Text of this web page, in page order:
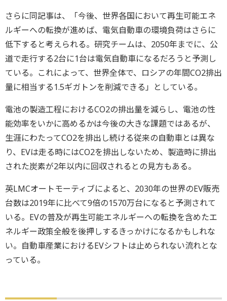
さらに同記事は、「今後、世界各国において再生可能エネ
ルギーへの転換が進めば、電気自動車の環境負荷はさらに
低下すると考えられる。研究チームは、2050年までに、公
道で走行する2台に1台は電気自動車になるだろうと予測し
ている。これによって、世界全体で、ロシアの年間CO2排出
量に相当する1.5ギガトンを削減できる」としている。
電池の製造工程におけるCO2の排出量を減らし、電池の性
能効率をいかに高めるかは今後の大きな課題ではあるが、
生涯にわたってCO2を排出し続ける従来の自動車とは異な
り、EVは走る時にはCO2を排出しないため、製造時に排出
された炭素が2年以内に回収されるとの見方もある。
英LMCオートモーティブによると、2030年の世界のEV販売
台数は2019年に比べて9倍の1570万台になると予測されて
いる。EVの普及が再生可能エネルギーへの転換を含めたエ
ネルギー政策全般を後押しするきっかけになるかもしれな
い。自動車産業におけるEVシフトは止められない流れとな
っている。